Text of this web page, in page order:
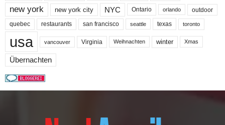
new york new york city NYC Ontario orlando outdoor
quebec restaurants san francisco seattle texas toronto
usa vancouver Virginia Weihnachten winter Xmas
Übernachten